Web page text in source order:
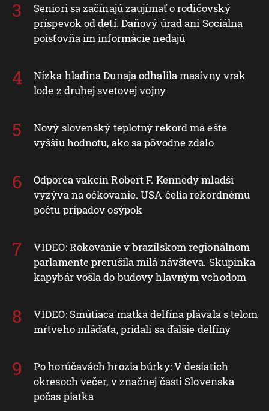
Seniori sa začínajú zaujímať o rodičovský
príspevok od detí. Daňový úrad ani Sociálna
poisťovňa im informácie nedajú
Nízka hladina Dunaja odhalila masívny vrak
lode z druhej svetovej vojny
Nový slovenský teplotný rekord má ešte
vyššiu hodnotu, ako sa pôvodne zdalo
Odporca vakcín Robert F. Kennedy mladší
vyzýva na očkovanie. USA čelia rekordnému
počtu prípadov osýpok
VIDEO: Rokovanie v brazílskom regionálnom
parlamente prerušila milá návšteva. Skupinka
kapybár vošla do budovy hlavným vchodom
VIDEO: Smútiaca matka delfína plávala s telom
mŕtveho mláďaťa, pridali sa ďalšie delfíny
Po horúčavách hrozia búrky: V desiatich
okresoch večer, v značnej časti Slovenska
počas piatka